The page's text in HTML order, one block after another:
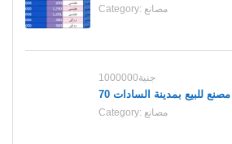
Category: مصانع
1000000جنية
70 مصنع للبيع بمدينة السادات
Category: مصانع